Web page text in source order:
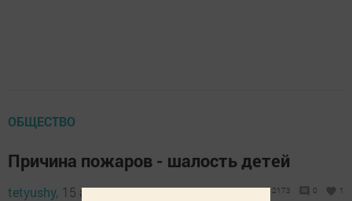
ОБЩЕСТВО
Причина пожаров - шалость детей
tetyushy, 15 августа 2018 - 17:04 2173 0 1